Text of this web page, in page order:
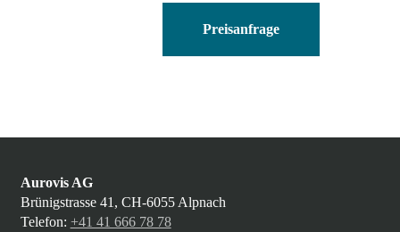
PWRIOM8-
S-
Preisanfrage
Aurovis AG
Brünigstrasse 41, CH-6055 Alpnach
Telefon: +41 41 666 78 78